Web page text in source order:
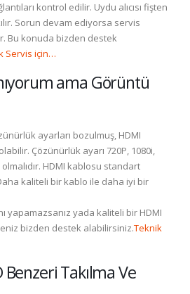
kontrol edilir. Uydu alıcısı fişten
Sorun devam ediyorsa servis
Bu konuda bizden destek
Servis için…
ama Görüntü
ayarları bozulmuş, HDMI
Çözünürlük ayarı 720P, 1080i,
HDMI kablosu standart
kaliteli bir kablo ile daha iyi bir
yapamazsanız yada kaliteli bir HDMI
bizden destek alabilirsiniz.Teknik
Benzeri Takılma Ve